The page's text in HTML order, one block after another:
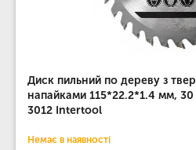
Диск пильний по дереву з
напайками 115*22.2*1.4 мм, 30
3012 Intertool
Немає в наявності